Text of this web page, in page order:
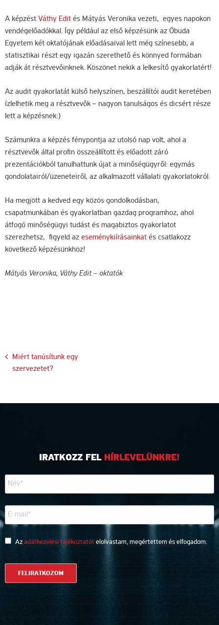
A képzést Váthy Edit és Mátyás Veronika vezeti, egyes napokon
vendégelőadókkal. Így például az első képzésünk az Óbuda
Egyetem két oktatójának előadásaival lett még színesebb, a
statisztikai részt egy igazán szerethető és könnyed formában
adják át résztvevőinknek. Köszönet nekik a lelkesítő gyakorlatért!
Az audit gyakorlatát külső helyszínen, beszállítói audit keretében
ízlelhetik meg a résztvevők – nagyon tanulságos és dicsért része
lett a képzésnek:)
Számunkra a képzés fénypontja az utolsó nap volt, ahol a
résztvevők által profin összeállított és előadott záró
prezentációkból tanulhattunk újat a minőségügyről: egymás
gondolatairól/üzeneteiről, az alkalmazott vállalati gyakorlatokról.
Ha megjött a kedved egy közös gondolkodásban,
csapatmunkában és gyakorlatban gazdag programhoz, ahol
átfogó minőségügyi tudást és magabiztos gyakorlatot
szerezhetsz, figyeld az eseménykiírásainkat és csatlakozz
következő képzésünkhöz!
Mátyás Veronika, Váthy Edit – oktatók
Bejegyzés
navigáció
Miért tanúsítunk egy
szervezetet?
IRATKOZZ FEL HÍRLEVELÜNKRE!
Az adatkezelési tájékoztatót elolvastam, megértettem és elfogadom.